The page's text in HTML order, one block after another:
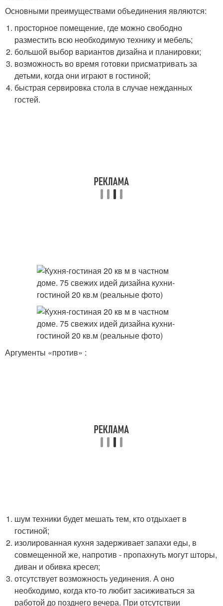
Основными преимуществами объединения являются:
просторное помещение, где можно свободно
разместить всю необходимую технику и мебель;
большой выбор вариантов дизайна и планировки;
возможность во время готовки присматривать за
детьми, когда они играют в гостиной;
быстрая сервировка стола в случае нежданных
гостей.
Аргументы «против» :
шум техники будет мешать тем, кто отдыхает в
гостиной;
изолированная кухня задерживает запахи еды, в
совмещенной же, напротив ‑ пропахнуть могут шторы,
диван и обивка кресел;
отсутствует возможность уединения. А оно
необходимо, когда кто-то любит засиживаться за
работой до позднего вечера. При отсутствии